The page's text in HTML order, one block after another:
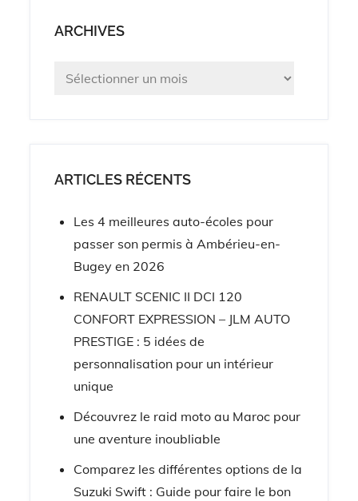
ARCHIVES
Archives
ARTICLES RÉCENTS
Les 4 meilleures auto-écoles pour
passer son permis à Ambérieu-en-
Bugey en 2026
RENAULT SCENIC II DCI 120
CONFORT EXPRESSION – JLM AUTO
PRESTIGE : 5 idées de
personnalisation pour un intérieur
unique
Découvrez le raid moto au Maroc pour
une aventure inoubliable
Comparez les différentes options de la
Suzuki Swift : Guide pour faire le bon